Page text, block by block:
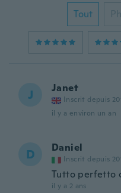
Tout
J Janet
Inscrit depuis
il y a environ un an
D Daniel
Inscrit depuis
Tutto perfetto
il y a 2 ans